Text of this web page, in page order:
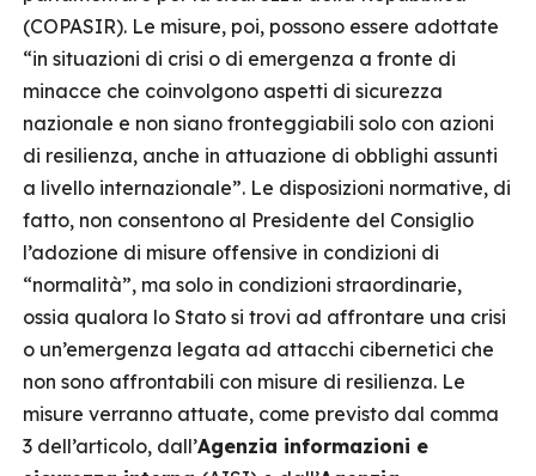
(COPASIR). Le misure, poi, possono essere adottate
“in situazioni di crisi o di emergenza a fronte di
minacce che coinvolgono aspetti di sicurezza
nazionale e non siano fronteggiabili solo con azioni
di resilienza, anche in attuazione di obblighi assunti
a livello internazionale”. Le disposizioni normative, di
fatto, non consentono al Presidente del Consiglio
l’adozione di misure offensive in condizioni di
“normalità”, ma solo in condizioni straordinarie,
ossia qualora lo Stato si trovi ad affrontare una crisi
o un’emergenza legata ad attacchi cibernetici che
non sono affrontabili con misure di resilienza. Le
misure verranno attuate, come previsto dal comma
3 dell’articolo, dall’Agenzia informazioni e